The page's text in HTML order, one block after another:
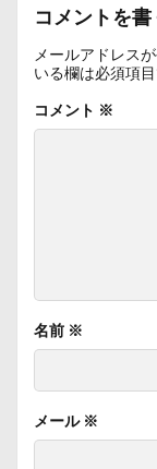
コメントを書
メールアドレス
いる欄は必須項
コメント ※
名前 ※
メール ※